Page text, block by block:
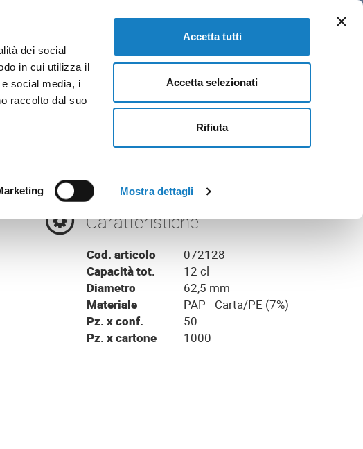
dei social
in cui utilizza il
social media, i
raccolto dal suo
Mostra dettagli
Accetta tutti
Accetta selezionati
Rifiuta
IT
Caratteristiche
Cod. articolo
072128
Capacità tot.
12 cl
Diametro
62,5 mm
Materiale
PAP - Carta/PE (7%)
Pz. x conf.
50
Pz. x cartone
1000